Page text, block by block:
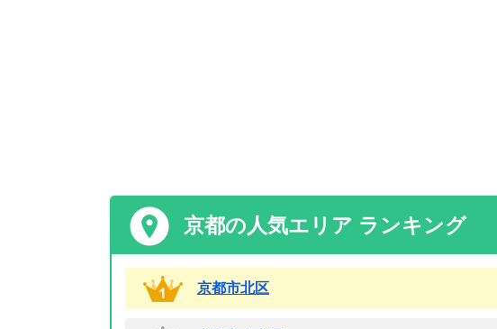
京都の人気エリア ランキング
京都市北区